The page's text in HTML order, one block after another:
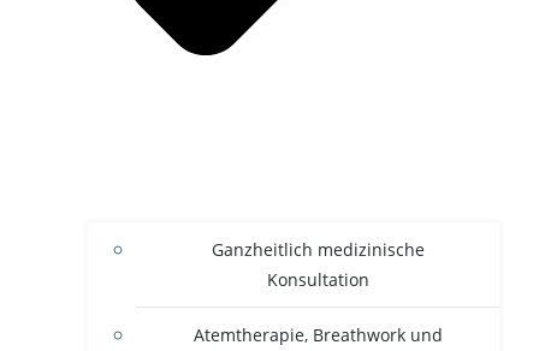
Ganzheitlich medizinische
Konsultation
Atemtherapie, Breathwork und